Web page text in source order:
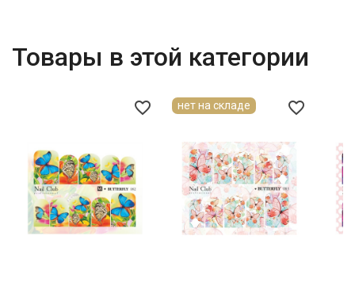
Товары в этой категории
favorite_border favorite_border
нет на складе